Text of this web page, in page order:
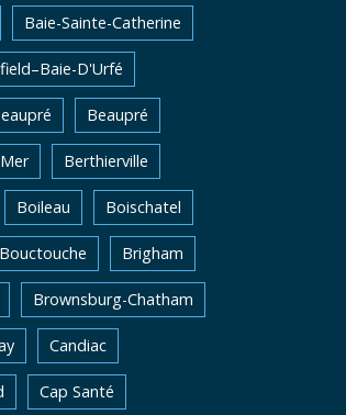
Baie-Sainte-Catherine
D'Urfé
Beaupré
Berthierville
Boileau Boischatel
Bouctouche Brigham
Brownsburg-Chatham
Candiac
Cap Santé